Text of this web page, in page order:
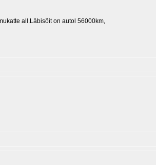
all.Läbisõit on autol 56000km,